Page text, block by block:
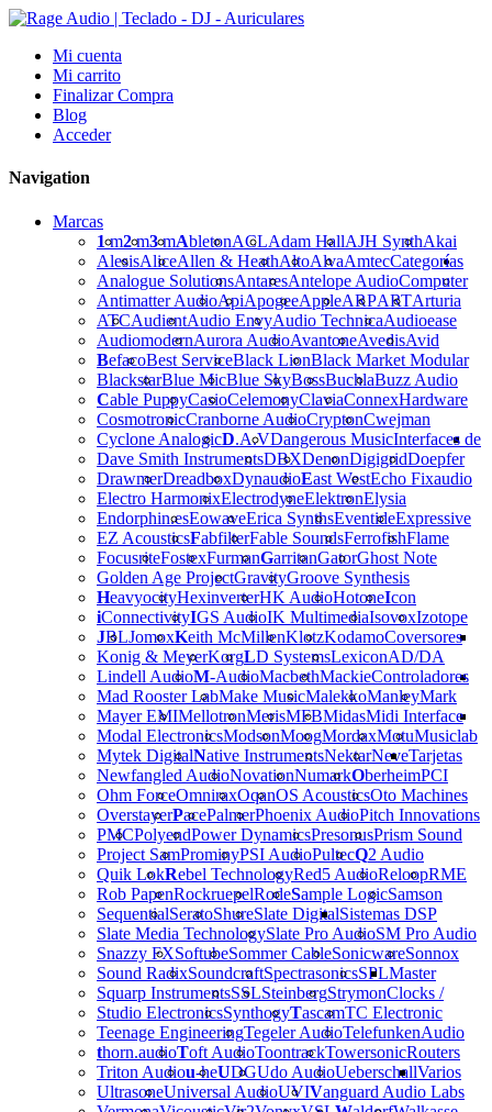
Mi cuenta
Mi carrito
Finalizar Compra
Blog
Acceder
Navigation
Marcas
1m2m3mAbletonACLAdam HallAJH SynthAkai
AlesisAliceAllen & HeathAltoAlvaAmtec
Analogue SolutionsAntaresAntelope Audio
Antimatter AudioApiApogeeAppleARPARTArturia
ATCAudientAudio EnvyAudio TechnicaAudioease
AudiomodernAurora AudioAvantoneAvedisAvid
BefacoBest ServiceBlack LionBlack Market Modular
BlackstarBlue MicBlue SkyBossBuchlaBuzz Audio
Cable PuppyCasioCelemonyClaviaConnex
CosmotronicCranborne AudioCryptonCwejman
Cyclone AnalogicD.A.VDangerous Music
Dave Smith InstrumentsDBXDenonDigigridDoepfer
DrawmerDreadboxDynaudioEast WestEcho Fix
Electro HarmonixElectrodyneElektronElysia
Endorphin.esEowaveErica SynthsEventideExpressive
EZ AcousticsFabfilterFable SoundsFerrofishFlame
FocusriteFostexFurmanGarritanGatorGhost Note
Golden Age ProjectGravityGroove Synthesis
HeavyocityHexinverterHK AudioHotoneIcon
iConnectivityIGS AudioIK MultimediaIsovoxIzotope
JBLJomoxKeith McMillenKlotzKodamo
Konig & MeyerKorgLD SystemsLexicon
Lindell AudioM-AudioMacbethMackie
Mad Rooster LabMake MusicMalekkoManleyMark
Mayer EMIMellotronMerisMFBMidas
Modal ElectronicsModsonMoogMordaxMotuMusiclab
Mytek DigitalNative InstrumentsNektarNeve
Newfangled AudioNovationNumarkOberheim
Ohm ForceOmniraxOqanOS AcousticsOto Machines
OverstayerPacePalmerPhoenix AudioPitch Innovations
PMCPolyendPower DynamicsPresonusPrism Sound
Project SamProminyPSI AudioPultecQ2 Audio
Quik LokRebel TechnologyRed5 AudioReloopRME
Rob PapenRockruepelRodeSample LogicSamson
SequentialSeratoShureSlate Digital
Slate Media TechnologySlate Pro AudioSM Pro Audio
Snazzy FXSoftubeSommer CableSonicwareSonnox
Sound RadixSoundcraftSpectrasonicsSPL
Squarp InstrumentsSSLSteinbergStrymon
Studio ElectronicsSynthogyTascamTC Electronic
Teenage EngineeringTegeler AudioTelefunken
thorn.audioToft AudioToontrackTowersonic
Triton Audiou-heUDGUdo AudioUeberschall
UltrasoneUniversal AudioUVIVanguard Audio Labs
Categorías
Computer
Hardware
Interfaces de
audio
Coversores
AD/DA
Controladores
Midi Interface
Tarjetas
PCI
Sistemas DSP
Master
Clocks /
Audio
Routers
Varios